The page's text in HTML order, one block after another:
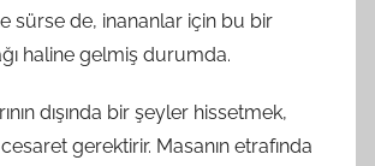
sürse de, inananlar için bu bir
haline gelmiş durumda.
dışında bir şeyler hissetmek,
gerektirir. Masanın etrafında